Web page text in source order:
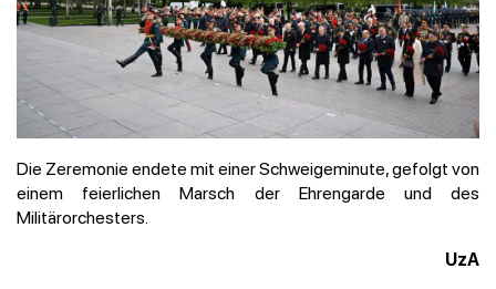
Die Zeremonie endete mit einer Schweigeminute, gefolgt von
einem feierlichen Marsch der Ehrengarde und des
Militärorchesters.
UzA